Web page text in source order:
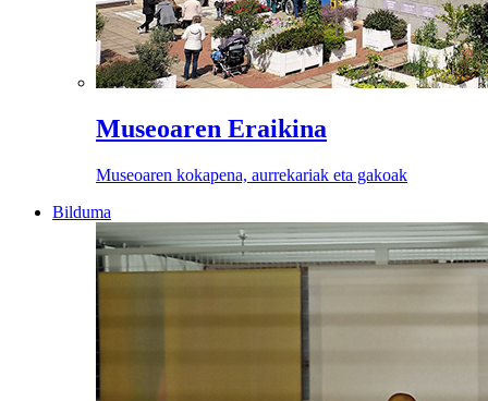
Museoaren Eraikina
Museoaren kokapena, aurrekariak eta gakoak
Bilduma